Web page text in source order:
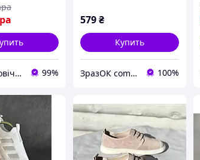
Red - чоловіче, жіноче взуття 99%
579 ₴
Купить
ЗразОК com.ua 100%